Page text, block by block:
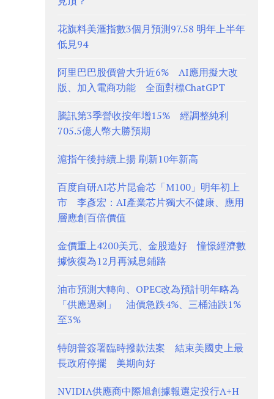
花旗料美滙指數3個月預測97.58 明年上半年
低見94
阿里巴巴股價曾大升近6% AI應用擬大改
版、加入電商功能 全面對標ChatGPT
騰訊第3季營收按年增15% 經調整純利
705.5億人幣大勝預期
滬指午後持續上揚 刷新10年新高
百度自研AI芯片昆侖芯「M100」明年初上
市 李彥宏：AI產業芯片獨大不健康、應用
層應創百倍價值
金價重上4200美元、金股造好 憧憬經濟數
據恢復為12月再減息鋪路
油市預測大轉向、OPEC改為預計明年略為
「供應過剩」 油價急跌4%、三桶油跌1%
至3%
特朗普簽署臨時撥款法案 結束美國史上最
長政府停擺 美期向好
NVIDIA供應商中際旭創據報選定投行A+H